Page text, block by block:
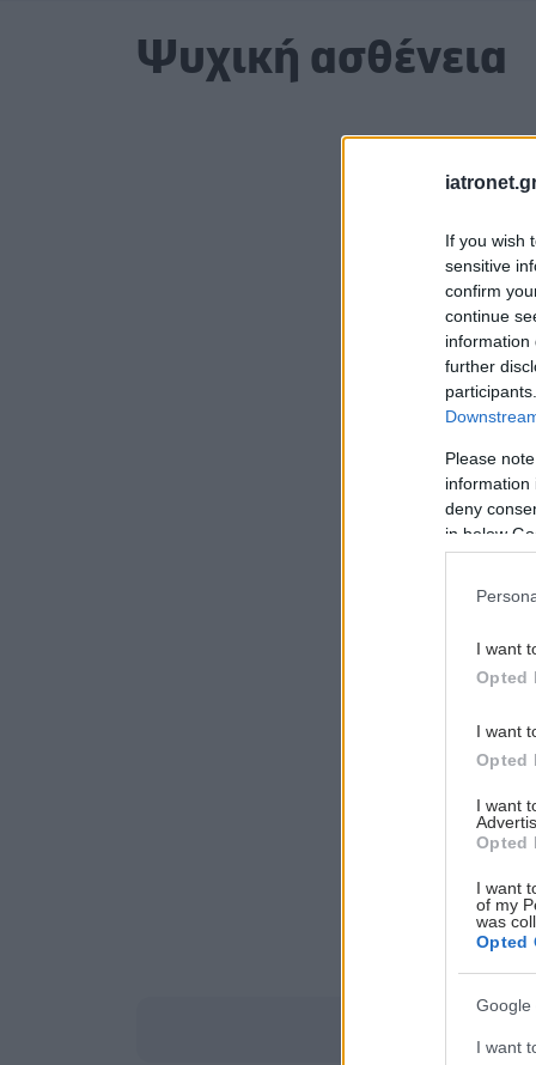
If you wish
sensitive
confirm
continue
information
further
Please
information
deny
in below
I want
Opted
I want
Opted
I want
Opted
I want
of my
was
Opted
Google
I want
Ψυχική ασθένεια